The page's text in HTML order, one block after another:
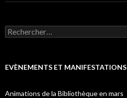
Rechercher :
EVÈNEMENTS ET MANIFESTATIONS
Animations de la Bibliothèque en mars